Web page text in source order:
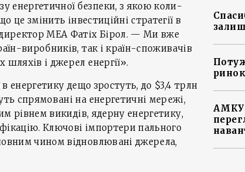
енергетичної безпеки, з якою коли-
це змінить інвестиційні стратегії в
МЕА Фатіх Бірол. — Ми вже
виробників, так і країн-споживачів
шляхів і джерел енергії».
в енергетику дещо зростуть, до $3,4 трлн
спрямовані на енергетичні мережі,
рівнем викидів, ядерну енергетику,
Ключові імпортери пального
чином відновлювані джерела,
АМКУ